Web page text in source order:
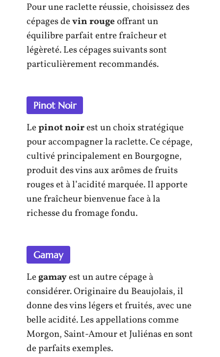
Pour une raclette réussie, choisissez des
cépages devin rougeoffrant un
équilibre parfait entre fraîcheur et
légèreté. Les cépages suivants sont
particulièrement recommandés.
Pinot Noir
Lepinot noirest un choix stratégique
pour accompagner la raclette. Ce cépage,
cultivé principalement en Bourgogne,
produit des vins aux arômes de fruits
rouges et à l’acidité marquée. Il apporte
une fraîcheur bienvenue face à la
richesse du fromage fondu.
Gamay
Legamayest un autre cépage à
considérer. Originaire du Beaujolais, il
donne des vins légers et fruités, avec une
belle acidité. Les appellations comme
Morgon, Saint-Amour et Juliénas en sont
de parfaits exemples.